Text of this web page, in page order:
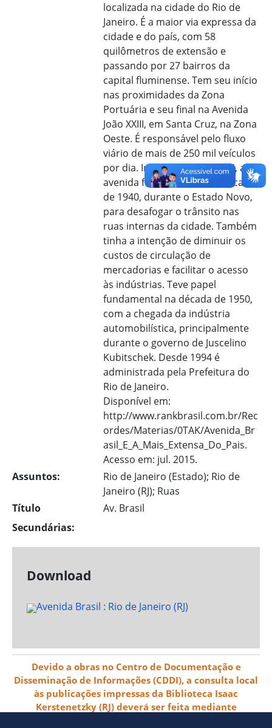
localizada na cidade do Rio de
Janeiro. É a maior via expressa da
cidade e do país, com 58
quilômetros de extensão e
passando por 27 bairros da
capital fluminense. Tem seu início
nas proximidades da Zona
Portuária e seu final na Avenida
João XXIII, em Santa Cruz, na Zona
Oeste. É responsável pelo fluxo
viário de mais de 250 mil veículos
por dia. Inaugurada em 1946, a
avenida foi construída na década
de 1940, durante o Estado Novo,
para desafogar o trânsito nas
ruas internas da cidade. Também
tinha a intenção de diminuir os
custos de circulação de
mercadorias e facilitar o acesso
às indústrias. Teve papel
fundamental na década de 1950,
com a chegada da indústria
automobilística, principalmente
durante o governo de Juscelino
Kubitschek. Desde 1994 é
administrada pela Prefeitura do
Rio de Janeiro.
Disponível em:
http://www.rankbrasil.com.br/Rec
ordes/Materias/0TAK/Avenida_Br
asil_E_A_Mais_Extensa_Do_Pais.
Acesso em: jul. 2015.
Assuntos:
Rio de Janeiro (Estado); Rio de
Janeiro (RJ); Ruas
Título
Secundárias:
Av. Brasil
Download
Devido a obras no Centro de Documentação e
Disseminação de Informações (CDDI), a consulta local
às publicações impressas da Biblioteca Isaac
Kerstenetzky (RJ) deverá ser feita mediante